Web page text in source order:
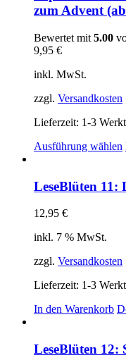
zum Advent
Bewertet mit 5.00
9,95 €
inkl. MwSt.
zzgl. Versandkosten
Lieferzeit: 1-3
Ausführung wählen
LeseBlüten 11:
12,95 €
inkl. 7 % MwSt.
zzgl. Versandkosten
Lieferzeit: 1-3
In den Warenkorb
LeseBlüten 12: